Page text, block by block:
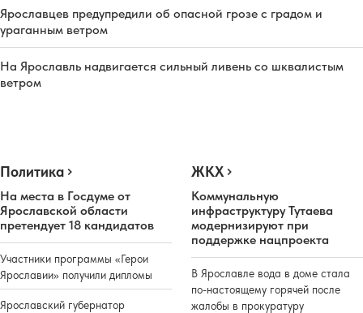
Ярославцев предупредили об опасной грозе с градом и
ураганным ветром
На Ярославль надвигается сильный ливень со шквалистым
ветром
Политика
На места в Госдуме от
Ярославской области
претендует 18 кандидатов
Участники программы «Герои
Ярославии» получили дипломы
Ярославский губернатор
ЖКХ
Коммунальную
инфраструктуру Тутаева
модернизируют при
поддержке нацпроекта
В Ярославле вода в доме стала
по-настоящему горячей после
жалобы в прокуратуру